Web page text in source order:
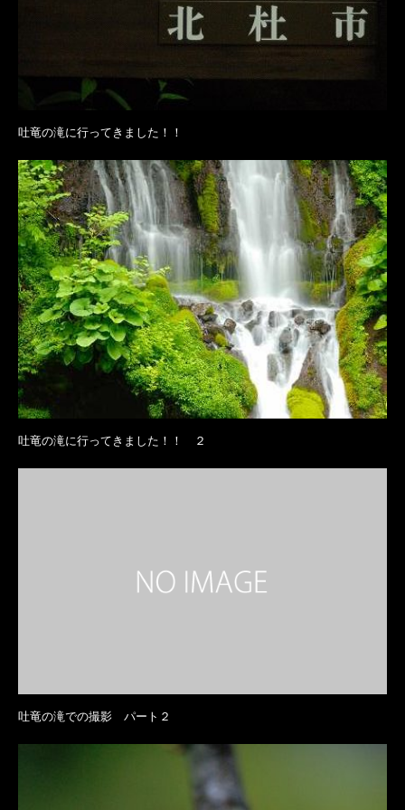
吐竜の滝に行ってきました！！
吐竜の滝に行ってきました！！ ２
吐竜の滝での撮影 パート２